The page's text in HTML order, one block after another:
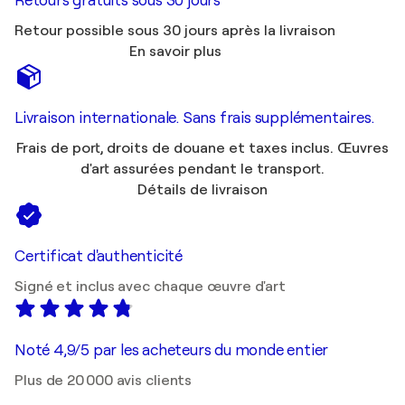
Retour possible sous 30 jours après la livraison
En savoir plus
Livraison internationale. Sans frais supplémentaires.
Frais de port, droits de douane et taxes inclus. Œuvres
d'art assurées pendant le transport.
Détails de livraison
Certificat d'authenticité
Signé et inclus avec chaque œuvre d'art
Noté 4,9/5 par les acheteurs du monde entier
Plus de 20 000 avis clients